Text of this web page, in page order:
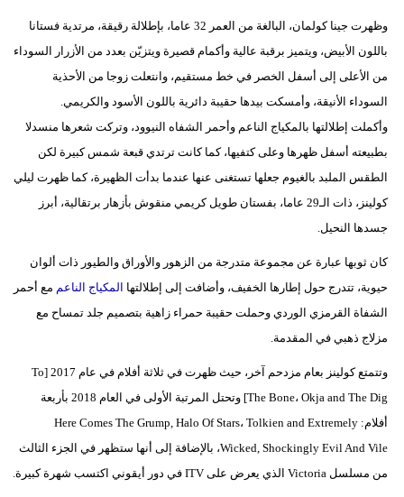
وظهرت جينا كولمان، البالغة من العمر 32 عاما، بإطلالة رقيقة، مرتدية فستانا
باللون الأبيض، ويتميز برقبة عالية وأكمام قصيرة ويتزيّن بعدد من الأزرار السوداء
من الأعلى إلى أسفل الخصر في خط مستقيم، وانتعلت زوجا من الأحذية
السوداء الأنيقة، وأمسكت بيدها حقيبة دائرية باللون الأسود والكريمي.
وأكملت إطلالتها بالمكياج الناعم وأحمر الشفاه النيوود، وتركت شعرها منسدلا
بطبيعته أسفل ظهرها وعلى كتفيها، كما كانت ترتدي قبعة شمس كبيرة لكن
الطقس الملبد بالغيوم جعلها تستغنى عنها عندما بدأت الظهيرة، كما ظهرت ليلي
كولينز، ذات الـ29 عاما، بفستان طويل كريمي منقوش بأزهار برتقالية، أبرز
جسدها النحيل.
كان ثوبها عبارة عن مجموعة متدرجة من الزهور والأوراق والطيور ذات ألوان
حيوية، تتدرج حول إطارها الخفيف، وأضافت إلى إطلالتها المكياج الناعم مع أحمر
الشفاة القرمزي الوردي وحملت حقيبة حمراء زاهية بتصميم جلد تمساح مع
مزلاج ذهبي في المقدمة.
وتتمتع كولينز بعام مزدحم آخر، حيث ظهرت في ثلاثة أفلام في عام 2017 [To
The Bone، Okja and The Dig] وتحتل المرتبة الأولى في العام 2018 بأربعة
أفلام: Here Comes The Grump, Halo Of Stars، Tolkien and Extremely
Wicked, Shockingly Evil And Vile، بالإضافة إلى أنها ستظهر في الجزء الثالث
من مسلسل Victoria الذي يعرض على ITV في دور أيقوني اكتسب شهرة كبيرة.